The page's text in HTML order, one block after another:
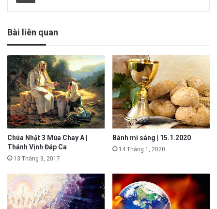
Bài liên quan
Chúa Nhật 3 Mùa Chay A |
Thánh Vịnh Đáp Ca
13 Tháng 3, 2017
Bánh mì sáng | 15.1.2020
14 Tháng 1, 2020